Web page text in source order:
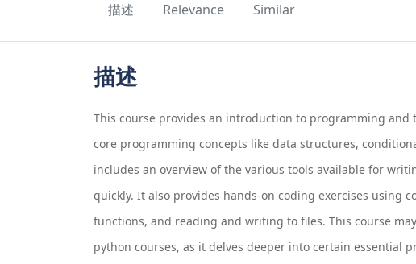
描述 Relevance Similar
描述
This course provides an introduction to programming
core programming concepts like data structures,
includes an overview of the various tools available for
quickly. It also provides hands-on coding exercises using
functions, and reading and writing to files. This course
python courses, as it delves deeper into certain essential